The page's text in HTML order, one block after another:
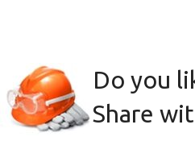
Do you
Share